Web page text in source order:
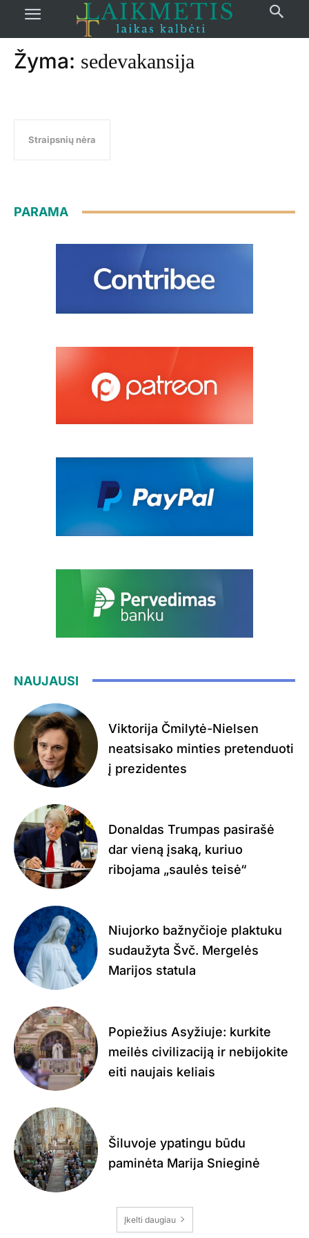
žymos Sedevakansija
Žyma: sedevakansija
Straipsnių nėra
PARAMA
NAUJAUSI
Viktorija Čmilytė-Nielsen
neatsisako minties pretenduoti
į prezidentes
Donaldas Trumpas pasirašė
dar vieną įsaką, kuriuo
ribojama „saulės teisė“
Niujorko bažnyčioje plaktuku
sudaužyta Švč. Mergelės
Marijos statula
Popiežius Asyžiuje: kurkite
meilės civilizaciją ir nebijokite
eiti naujais keliais
Šiluvoje ypatingu būdu
paminėta Marija Snieginė
Įkelti daugiau